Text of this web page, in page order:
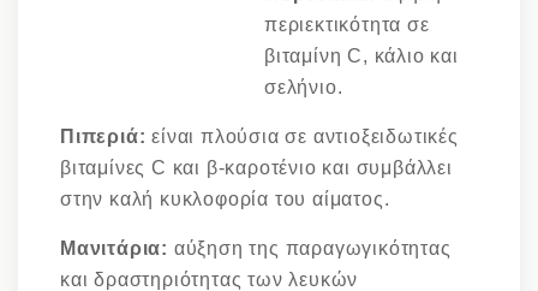
περιεκτικότητα σε
βιταμίνη C, κάλιο και
σελήνιο.
Πιπεριά: είναι πλούσια σε αντιοξειδωτικές
βιταμίνες C και β-καροτένιο και συμβάλλει
στην καλή κυκλοφορία του αίματος.
Μανιτάρια: αύξηση της παραγωγικότητας
και δραστηριότητας των λευκών